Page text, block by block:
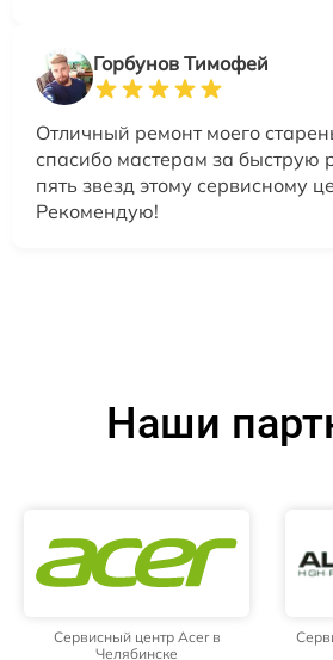
Горбунов Тимофей
Отличный ремонт моего
спасибо мастерам за быструю
пять звезд этому сервисному
Рекомендую!
Наши
Сервисный центр Acer в
Челябинске